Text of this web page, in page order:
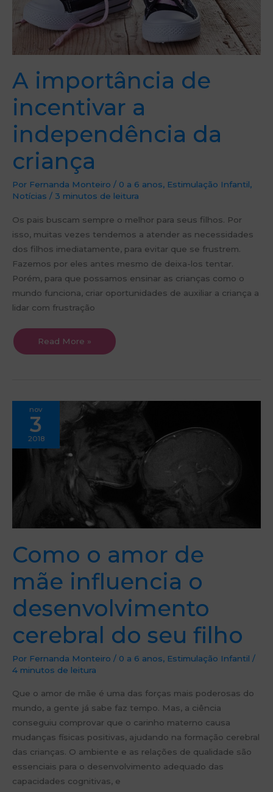
A importância de
incentivar a
independência da
criança
Por Fernanda Monteiro / 0 a 6 anos, Estimulação Infantil,
Notícias / 3 minutos de leitura
Os pais buscam sempre o melhor para seus filhos. Por
isso, muitas vezes tendemos a atender as necessidades
dos filhos imediatamente, para evitar que se frustrem.
Fazemos por eles antes mesmo de deixa-los tentar.
Porém, para que possamos ensinar as crianças como o
mundo funciona, criar oportunidades de auxiliar a criança a
lidar com frustração
Read More »
nov
3
2018
Como o amor de
mãe influencia o
desenvolvimento
cerebral do seu filho
Por Fernanda Monteiro / 0 a 6 anos, Estimulação Infantil /
4 minutos de leitura
Que o amor de mãe é uma das forças mais poderosas do
mundo, a gente já sabe faz tempo. Mas, a ciência
conseguiu comprovar que o carinho materno causa
mudanças físicas positivas, ajudando na formação cerebral
das crianças. O ambiente e as relações de qualidade são
essenciais para o desenvolvimento adequado das
capacidades cognitivas, e
Como
o
amor
de
mãe
influencia
o
desenvolvimento